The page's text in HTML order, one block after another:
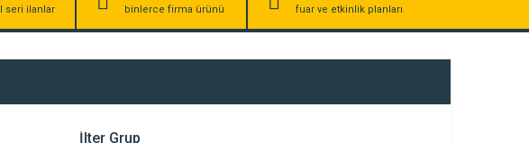
seri ilanlar binlerce firma ürünü fuar ve etkinlik planları
İlter Grup